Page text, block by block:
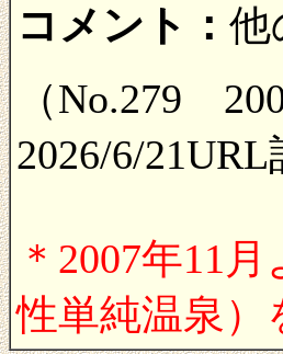
コメント： 他
（No.279
2026/6/21URL
＊2007年11
性単純温泉